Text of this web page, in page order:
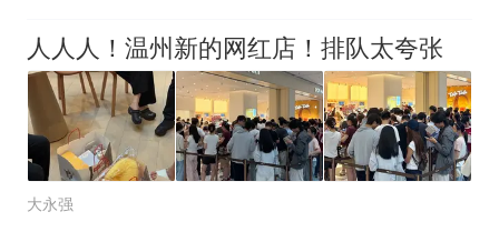
人人人！温州新的网红店！排队太夸张
大永强